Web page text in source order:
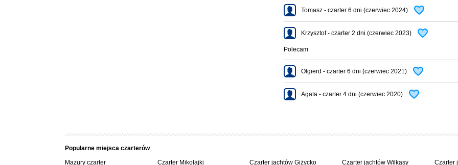
Tomasz - czarter 6 dni (czerwiec 2024)
Krzysztof - czarter 2 dni (czerwiec 2023)
Polecam
Olgierd - czarter 6 dni (czerwiec 2021)
Agata - czarter 4 dni (czerwiec 2020)
Popularne miejsca czarterów
Mazury czarter
Czarter Mikołajki Czarter jachtów Giżycko Czarter jachtów Wilkasy Czarter